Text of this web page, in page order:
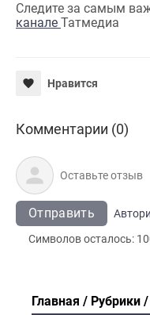
Следите за самым
канале Татмедиа
Нравится
Комментарии (0)
Отправить
Символов осталось:
Главная Рубрики